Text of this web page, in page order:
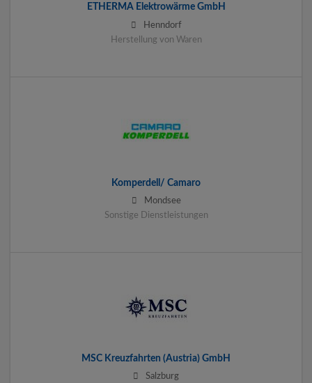
ETHERMA Elektrowärme GmbH
Henndorf
Herstellung von Waren
Komperdell/ Camaro
Mondsee
Sonstige Dienstleistungen
MSC Kreuzfahrten (Austria) GmbH
Salzburg